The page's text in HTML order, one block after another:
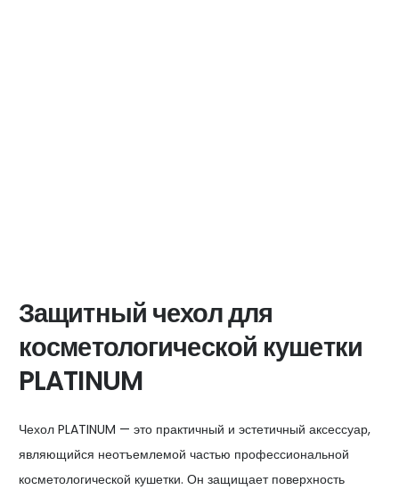
Защитный чехол для
косметологической кушетки
PLATINUM
Чехол PLATINUM — это практичный и эстетичный аксессуар,
являющийся неотъемлемой частью профессиональной
косметологической кушетки. Он защищает поверхность